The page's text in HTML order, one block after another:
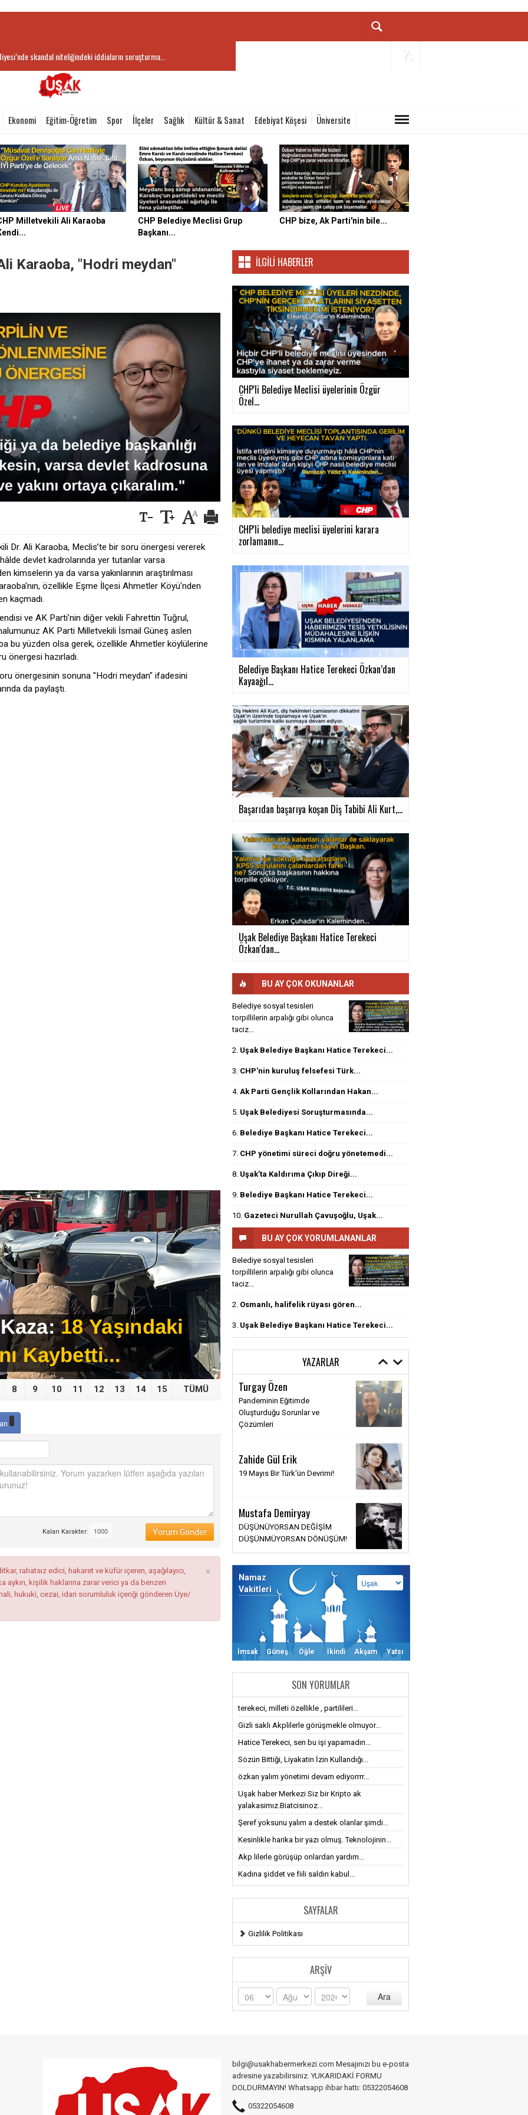
skandal niteliğindeki iddiaların soruşturma...
Ekonomi Eğitim-Öğretim Spor İlçeler Sağlık Kültür & Sanat Edebiyat Köşesi Üniversite
Milletvekili Ali Karaoba
CHP Belediye Meclisi Grup
Başkanı...
CHP bize, Ak Parti'nin bile...
Karaoba, "Hodri meydan"
Dr. Ali Karaoba, Meclis’te bir soru önergesi vererek
devlet kadrolarında yer tutanlar varsa
kimselerin ya da varsa yakınlarının araştırılması
özellikle Eşme İlçesi Ahmetler Köyü'nden
kaçmadı.
ve AK Parti'nin diğer vekili Fahrettin Tuğrul,
AK Parti Milletvekili İsmail Güneş aslen
bu yüzden olsa gerek, özellikle Ahmetler köylülerine
önergesi hazırladı.
önergesinin sonuna "Hodri meydan" ifadesini
da paylaştı.
8 9 10 11 12 13 14 15 TÜMÜ
›
Yorum Gönder
Kalan Karakter:
×
rahatsız edici, hakaret ve küfür içeren, aşağılayıcı,
kişilik haklarına zarar verici ya da benzeri
hukuki, cezai, idari sorumluluk içeriği gönderen Üye/
İLGILI HABERLER
CHP'li Belediye Meclisi üyelerinin Özgür
Özel...
CHP'li belediye meclisi üyelerini karara
zorlamanın...
Belediye Başkanı Hatice Terekeci Özkan’dan
Kayaağıl...
Başarıdan başarıya koşan Diş Tabibi Ali Kurt,...
Uşak Belediye Başkanı Hatice Terekeci
Özkan'dan...
BU AY ÇOK OKUNANLAR
Belediye sosyal tesisleri
torpillilerin arpalığı gibi olunca
taciz...
2. Uşak Belediye Başkanı Hatice Terekeci...
3. CHP'nin kuruluş felsefesi Türk...
4. Ak Parti Gençlik Kollarından Hakan...
5. Uşak Belediyesi Soruşturmasında...
6. Belediye Başkanı Hatice Terekeci...
7. CHP yönetimi süreci doğru yönetemedi...
8. Uşak’ta Kaldırıma Çıkıp Direği...
9. Belediye Başkanı Hatice Terekeci...
10. Gazeteci Nurullah Çavuşoğlu, Uşak...
BU AY ÇOK YORUMLANANLAR
Belediye sosyal tesisleri
torpillilerin arpalığı gibi olunca
taciz...
2. Osmanlı, halifelik rüyası gören...
3. Uşak Belediye Başkanı Hatice Terekeci...
YAZARLAR
Turgay Özen
Pandeminin Eğitimde
Oluşturduğu Sorunlar ve
Çözümleri
Zahide Gül Erik
19 Mayıs Bir Türk'ün Devrimi!
Mustafa Demiryay
DÜŞÜNÜYORSAN DEĞİŞİM
DÜŞÜNMÜYORSAN DÖNÜŞÜM!
Ebru Birlik
Çanakkale Zaferi, inanç, azim ve
yiğitlikle örülmüş bir destanın
adıdır..
DÜNYADAKİ TÜM KADINLARA
VE BENİ DÜNYAYA GETİREN EN
Ali Rıza TUFAN
Kadın Gençlik El Ele Tam
Bağımsız Türkiye!
Namaz
Vakitleri
İmsak Güneş Öğle İkindi Akşam Yatsı
SON YORUMLAR
terekeci, milleti özellikle , partilileri...
Gizli saklı Akplilerle görüşmekle olmuyor...
Hatice Terekeci, sen bu işi yapamadın...
Sözün Bittiği, Liyakatin İzin Kullandığı...
özkan yalım yönetimi devam ediyorrrr...
Uşak haber Merkezi Siz bir Kripto ak
yalakasimız.Biatcisinoz...
Şeref yoksunu yalım a destek olanlar şimdi...
Kesinlikle harika bir yazı olmuş. Teknolojinin...
Akp lilerle görüşüp onlardan yardım...
Kadına şiddet ve fiili saldırı kabul...
SAYFALAR
Gizlilik Politikası
ARŞIV
Ara
bilgi@usakhabermerkezi.com Mesajınızı bu e-posta
adresine yazabilirsiniz. YUKARIDAKİ FORMU
DOLDURMAYIN! Whatsapp ihbar hattı: 05322054608
05322054608